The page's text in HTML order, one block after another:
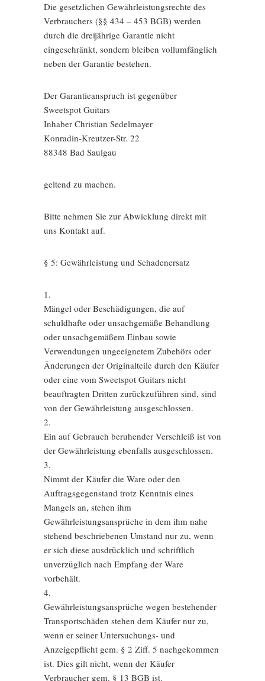
Die gesetzlichen Gewährleistungsrechte des
Verbrauchers (§§ 434 – 453 BGB) werden
durch die dreijährige Garantie nicht
eingeschränkt, sondern bleiben vollumfänglich
neben der Garantie bestehen.
Der Garantieanspruch ist gegenüber
Sweetspot Guitars
Inhaber Christian Sedelmayer
Konradin-Kreutzer-Str. 22
88348 Bad Saulgau
geltend zu machen.
Bitte nehmen Sie zur Abwicklung direkt mit
uns Kontakt auf.
§ 5: Gewährleistung und Schadenersatz
1.
Mängel oder Beschädigungen, die auf
schuldhafte oder unsachgemäße Behandlung
oder unsachgemäßem Einbau sowie
Verwendungen ungeeignetem Zubehörs oder
Änderungen der Originalteile durch den Käufer
oder eine vom Sweetspot Guitars nicht
beauftragten Dritten zurückzuführen sind, sind
von der Gewährleistung ausgeschlossen.
2.
Ein auf Gebrauch beruhender Verschleiß ist von
der Gewährleistung ebenfalls ausgeschlossen.
3.
Nimmt der Käufer die Ware oder den
Auftragsgegenstand trotz Kenntnis eines
Mangels an, stehen ihm
Gewährleistungsansprüche in dem ihm nahe
stehend beschriebenen Umstand nur zu, wenn
er sich diese ausdrücklich und schriftlich
unverzüglich nach Empfang der Ware
vorbehält.
4.
Gewährleistungsansprüche wegen bestehender
Transportschäden stehen dem Käufer nur zu,
wenn er seiner Untersuchungs- und
Anzeigepflicht gem. § 2 Ziff. 5 nachgekommen
ist. Dies gilt nicht, wenn der Käufer
Verbraucher gem. § 13 BGB ist.